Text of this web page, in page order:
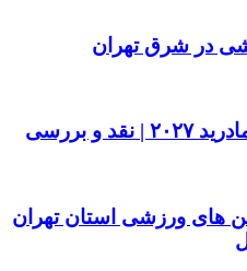
در شرق تهران
و بررسی
های ورزشی استان تهران